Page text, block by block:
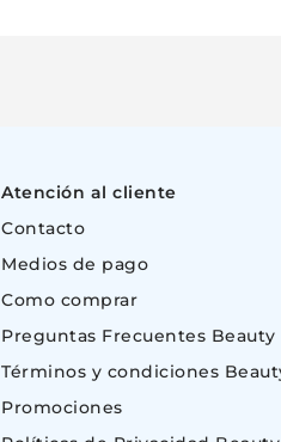
Atención al cliente
Contacto
Medios de pago
Como comprar
Preguntas Frecuentes Beauty
Términos y condiciones
Promociones